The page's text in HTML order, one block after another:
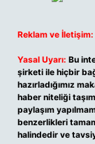
Reklam ve İletişim:
Yasal Uyarı: Bu
şirketi ile hiçbir
hazırladığımız
haber niteliği
paylaşım
benzerlikleri
halindedir ve